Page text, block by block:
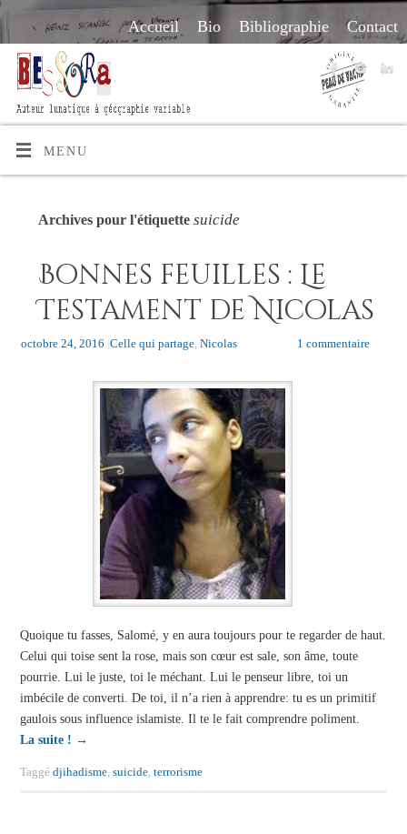
Accueil Bio Bibliographie Contact
MENU
Archives pour l'étiquette suicide
Bonnes feuilles : Le
Testament de Nicolas
octobre 24, 2016 |Celle qui partage, Nicolas 1 commentaire
Quoique tu fasses, Salomé, y en aura toujours pour te regarder de haut.
Celui qui toise sent la rose, mais son cœur est sale, son âme, toute
pourrie. Lui le juste, toi le méchant. Lui le penseur libre, toi un
imbécile de converti. De toi, il n’a rien à apprendre: tu es un primitif
gaulois sous influence islamiste. Il te le fait comprendre poliment.
La suite ! →
Taggé djihadisme, suicide, terrorisme